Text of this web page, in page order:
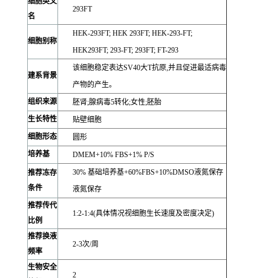
名
293FT
细胞别称
HEK-293FT; HEK 293FT; HEK-293-FT;
HEK293FT; 293-FT; 293FT; FT-293
建系背景
该细胞稳定表达SV40大T抗原,并且促进最适病毒
产物的产生。
组织来源
胚肾;腺病毒5转化;女性;胚胎
生长特性
贴壁细胞
细胞形态
圆形
培养基
DMEM+10% FBS+1% P/S
推荐冻存
条件
30% 基础培养基+60%FBS+10%DMSO液氮保存
液氮保存
推荐传代
比例
1:2-1:4(具体情况视细胞生长速度及密度决定)
推荐换液
频率
2-3次/周
生物安全
2